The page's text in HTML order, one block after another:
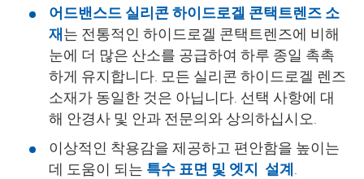
어드밴스드 실리콘 하이드로겔 콘택트렌즈 소
재는 전통적인 하이드로겔 콘택트렌즈에 비해
눈에 더 많은 산소를 공급하여 하루 종일 촉촉
하게 유지합니다. 모든 실리콘 하이드로겔 렌즈
소재가 동일한 것은 아닙니다. 선택 사항에 대
해 안경사 및 안과 전문의와 상의하십시오.
이상적인 착용감을 제공하고 편안함을 높이는
데 도움이 되는 특수표면 및 엣지 설계.